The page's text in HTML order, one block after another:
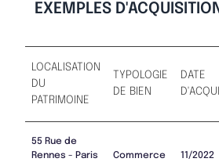
EXEMPLES
LOCALISATION
DU
PATRIMOINE
TYPOLOGIE
DE BIEN
DATE
55 Rue de
Rennes - Paris
Commerce 11/2022